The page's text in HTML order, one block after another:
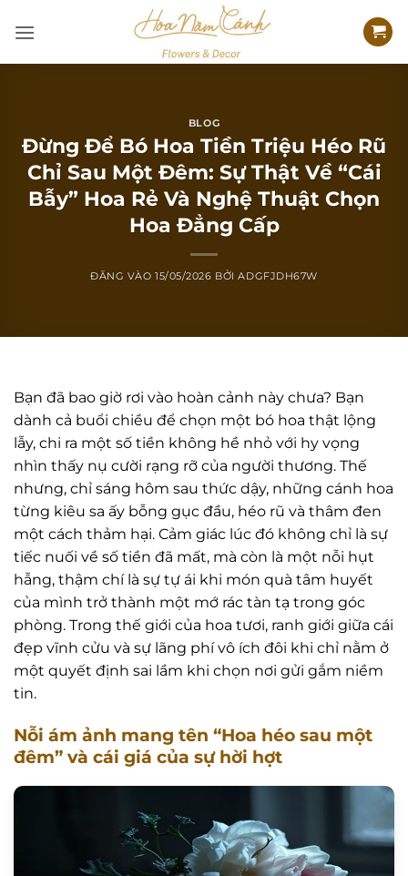
qua
BLOG
Đừng Để Bó Hoa Tiền Triệu Héo Rũ
Chỉ Sau Một Đêm: Sự Thật Về “Cái
Bẫy” Hoa Rẻ Và Nghệ Thuật Chọn
Hoa Đẳng Cấp
ĐĂNG VÀO 15/05/2026 BỞIADGFJDH67W
Bạn đã bao giờ rơi vào hoàn cảnh này chưa? Bạn
dành cả buổi chiều để chọn một bó hoa thật lộng
lẫy, chi ra một số tiền không hề nhỏ với hy vọng
nhìn thấy nụ cười rạng rỡ của người thương. Thế
nhưng, chỉ sáng hôm sau thức dậy, những cánh hoa
từng kiêu sa ấy bỗng gục đầu, héo rũ và thâm đen
một cách thảm hại. Cảm giác lúc đó không chỉ là sự
tiếc nuối về số tiền đã mất, mà còn là một nỗi hụt
hẫng, thậm chí là sự tự ái khi món quà tâm huyết
của mình trở thành một mớ rác tàn tạ trong góc
phòng. Trong thế giới của hoa tươi, ranh giới giữa cái
đẹp vĩnh cửu và sự lãng phí vô ích đôi khi chỉ nằm ở
một quyết định sai lầm khi chọn nơi gửi gắm niềm
tin.
Nỗi ám ảnh mang tên “Hoa héo sau một
đêm” và cái giá của sự hời hợt